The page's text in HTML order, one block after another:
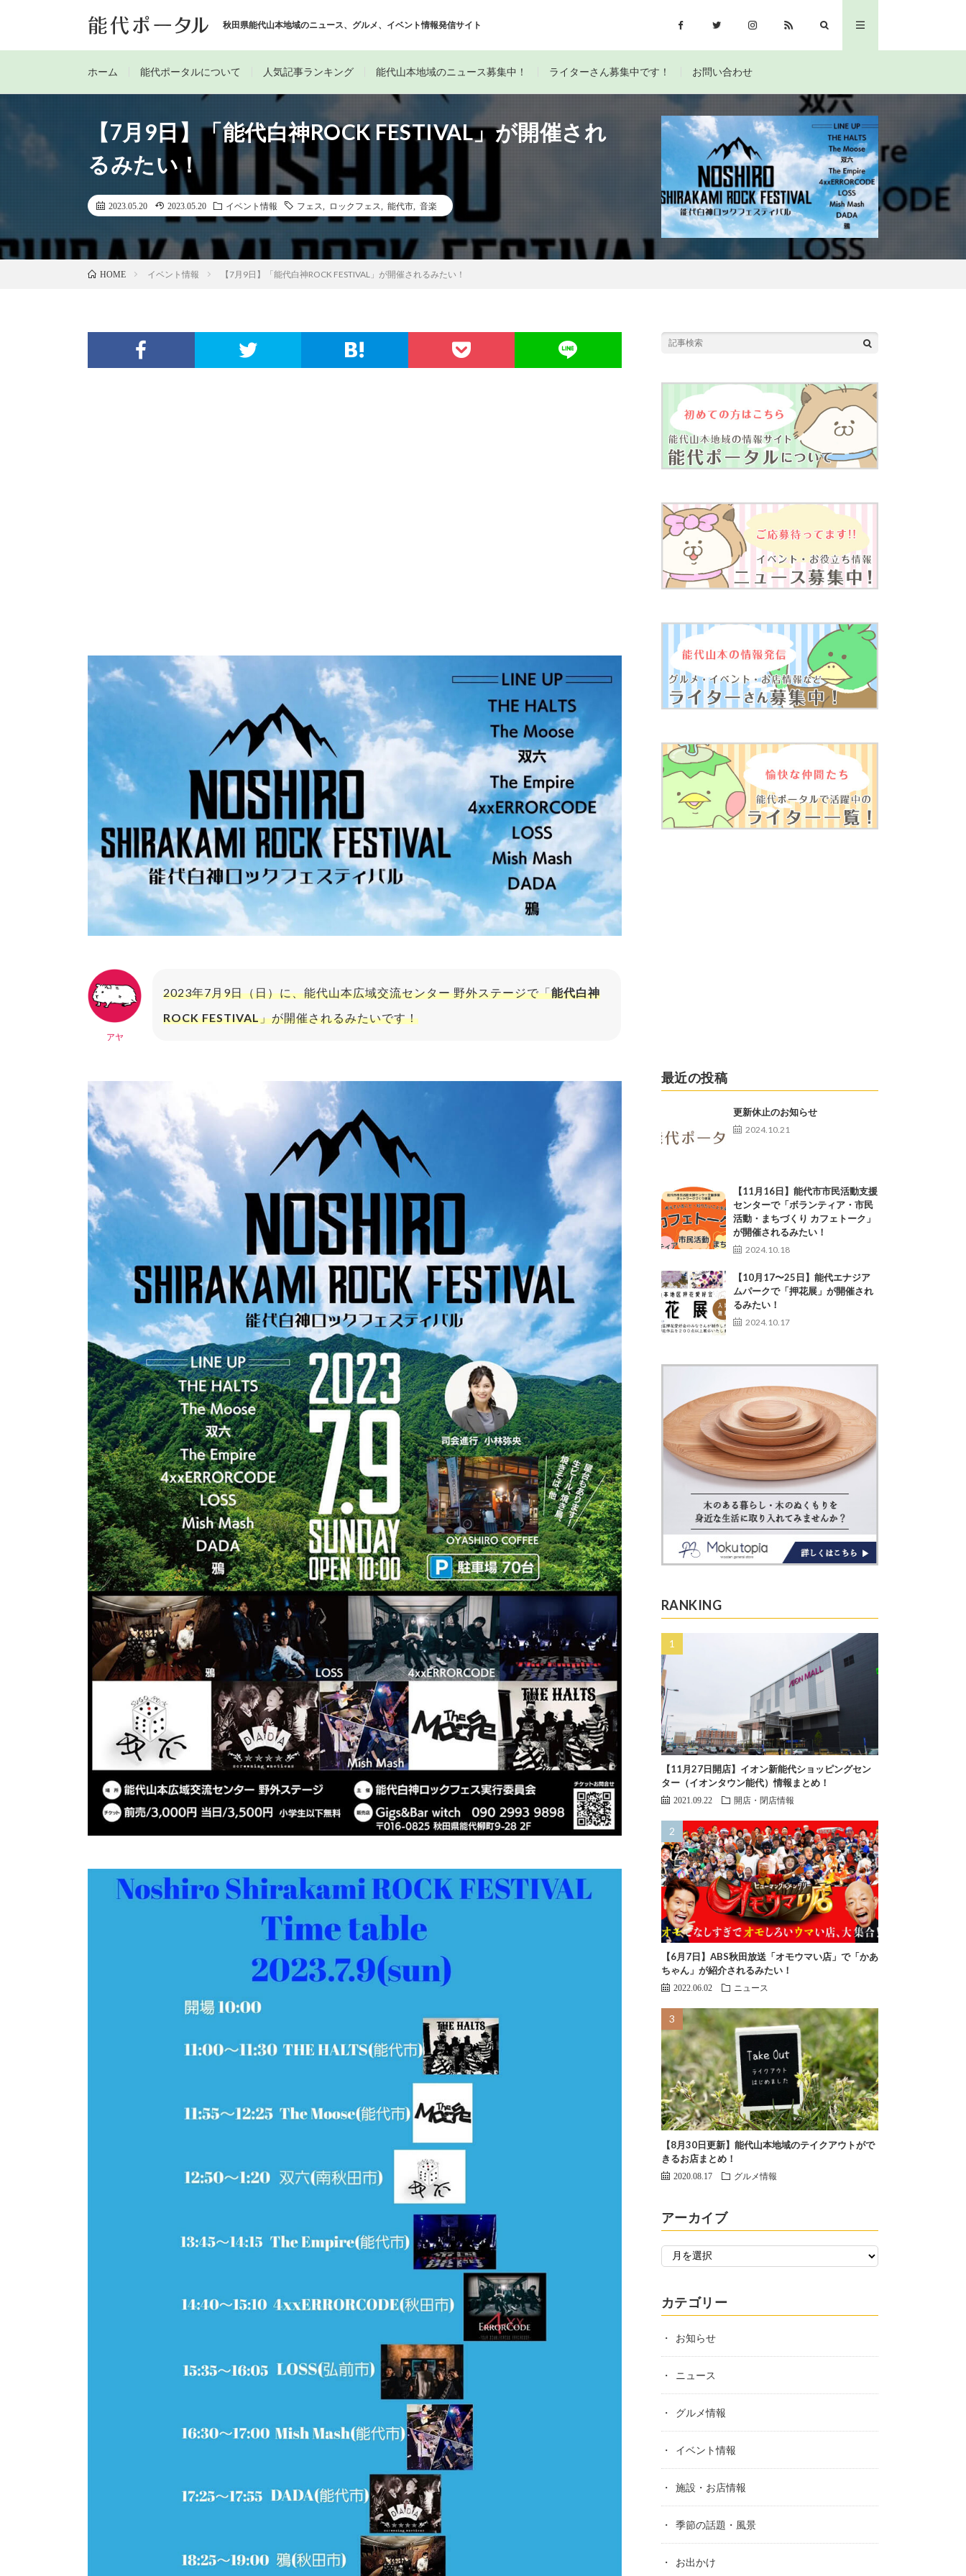
秋田県能代山本地域のニュース、グルメ、イベント情報発信サイト
ホーム 能代ポータルについて 人気記事ランキング 能代山本地域のニュース募集中！ ライターさん募集中です！ お問い合わせ
【7月9日】「能代白神ROCK FESTIVAL」が開催され
るみたい！
2023.05.20 2023.05.20 イベント情報 フェス ロックフェス 能代市 音楽
HOME イベント情報 【7月9日】「能代白神ROCK FESTIVAL」が開催されるみたい！
アヤ
2023年7月9日（日）に、能代山本広域交流センター 野外ステージで「能代白神
ROCK FESTIVAL」が開催されるみたいです！
最近の投稿
更新休止のお知らせ
2024.10.21
【11月16日】能代市市民活動支援
センターで「ボランティア・市民
活動・まちづくり カフェトーク」
が開催されるみたい！
2024.10.18
【10月17〜25日】能代エナジア
ムパークで「押花展」が開催され
るみたい！
2024.10.17
RANKING
【11月27日開店】イオン新能代ショッピングセン
ター（イオンタウン能代）情報まとめ！
2021.09.22 開店・閉店情報
【6月7日】ABS秋田放送「オモウマい店」で「かあ
ちゃん」が紹介されるみたい！
2022.06.02 ニュース
【8月30日更新】能代山本地域のテイクアウトがで
きるお店まとめ！
2020.08.17 グルメ情報
アーカイブ
カテゴリー
お知らせ
ニュース
グルメ情報
イベント情報
施設・お店情報
季節の話題・風景
お出かけ